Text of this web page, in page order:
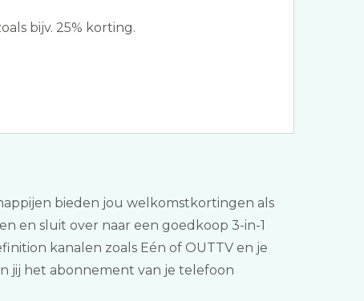
bijv. 25% korting.
bieden jou welkomstkortingen als
en sluit over naar een goedkoop 3-in-1
kanalen zoals Eén of OUTTV en je
jij het abonnement van je telefoon